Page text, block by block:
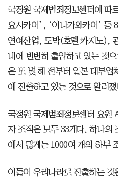
국정원 국제범죄정보센터에 따
요시카이’, ‘이나가와카이’ 등
연예산업, 도박(호텔 카지노),
내에 빈번히 출입하고 있는 것
은 또 몇 해 전부터 일본 대부업
에 진출하고 있는 것으로 알려졌
국정원 국제범죄정보센터 요원
자 조직은 모두 33개다. 하나의
에서 많게는 1000여 개의 하부
이들이 우리나라로 진출하는 것